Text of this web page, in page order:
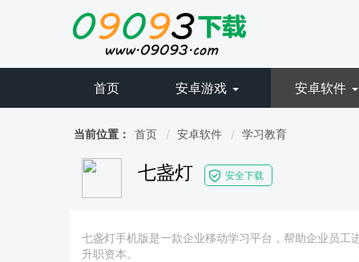
首页 安卓游戏 安卓软件
当前位置： 首页 安卓软件 学习教育
七盏灯 安全下载
七盏灯手机版是一款企业移动学习平台，帮助企业员
升职资本。